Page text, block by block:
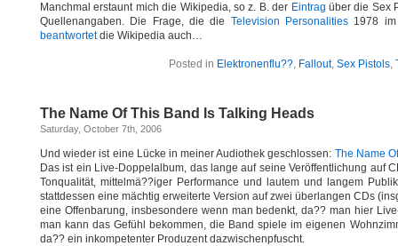
Manchmal erstaunt mich die Wikipedia, so z. B. der Eintrag über die Sex
Quellenangaben. Die Frage, die die Television Personalities 1978 im
beantwortetdie Wikipedia auch…
Posted in Elektronenflu??, Fallout, Sex Pistols,
The Name Of This Band Is Talking Heads
Saturday, October 7th, 2006
Und wieder ist eine Lücke in meiner Audiothek geschlossen: The Name
Das ist ein Live-Doppelalbum, das lange auf seine Veröffentlichung auf
Tonqualität, mittelmä??iger Performance und lautem und langem
stattdessen eine mächtig erweiterte Version auf zwei überlangen CDs
eine Offenbarung, insbesondere wenn man bedenkt, da?? man hier
man kann das Gefühl bekommen, die Band spiele im eigenen
da?? ein inkompetenter Produzent dazwischenpfuscht.